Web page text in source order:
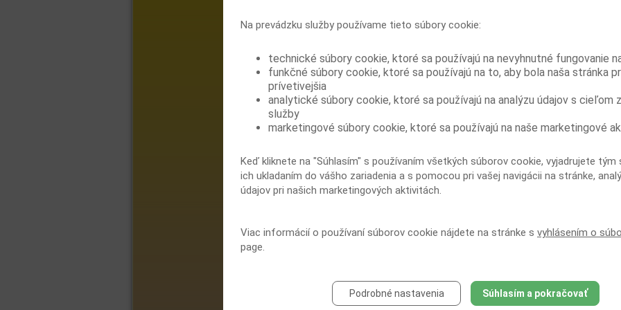
a novembrom 2011 testované séra väzňov z
13 ukrajinských väzníc krátko pred prepustením. Zo 402
Vyššia cena buprenorfínu vo väzení
dokladá jeho vyššiu zneužiteľnosť oproti
Vzhľadom na dôkazy o zneužívaní
správy z mimoväzenského prostredia, že kombinácia
Užívanie injekčných drog a delenie sa o
ihly je u HIV pozitívnych väzňov kriticky
vysoké
vysokú mieru užívania injekčných drog vo väzení a
Skupinová liečba
buprenorfínom/naloxonom môže zlepšiť
dodržiavanie substitučnej liečby závislosti
Na prevádzku služby používame tieto súbory cookie:
technické súbory cookie, ktoré sa používajú na nevyhnutné fungovanie
funkčné súbory cookie, ktoré sa používajú na to, aby bola naša stránka
prívetivejšia
analytické súbory cookie, ktoré sa používajú na analýzu údajov s cieľom
služby
marketingové súbory cookie, ktoré sa používajú na naše marketingové
Keď kliknete na "Súhlasím" s používaním všetkých súborov cookie, vyjadrujete tým
ich ukladaním do vášho zariadenia a s pomocou pri vašej navigácii na stránke,
údajov pri našich marketingových aktivitách.
Viac informácií o používaní súborov cookie nájdete na stránke s vyhlásením o
page.
Podrobné nastavenia Súhlasím a pokračovať